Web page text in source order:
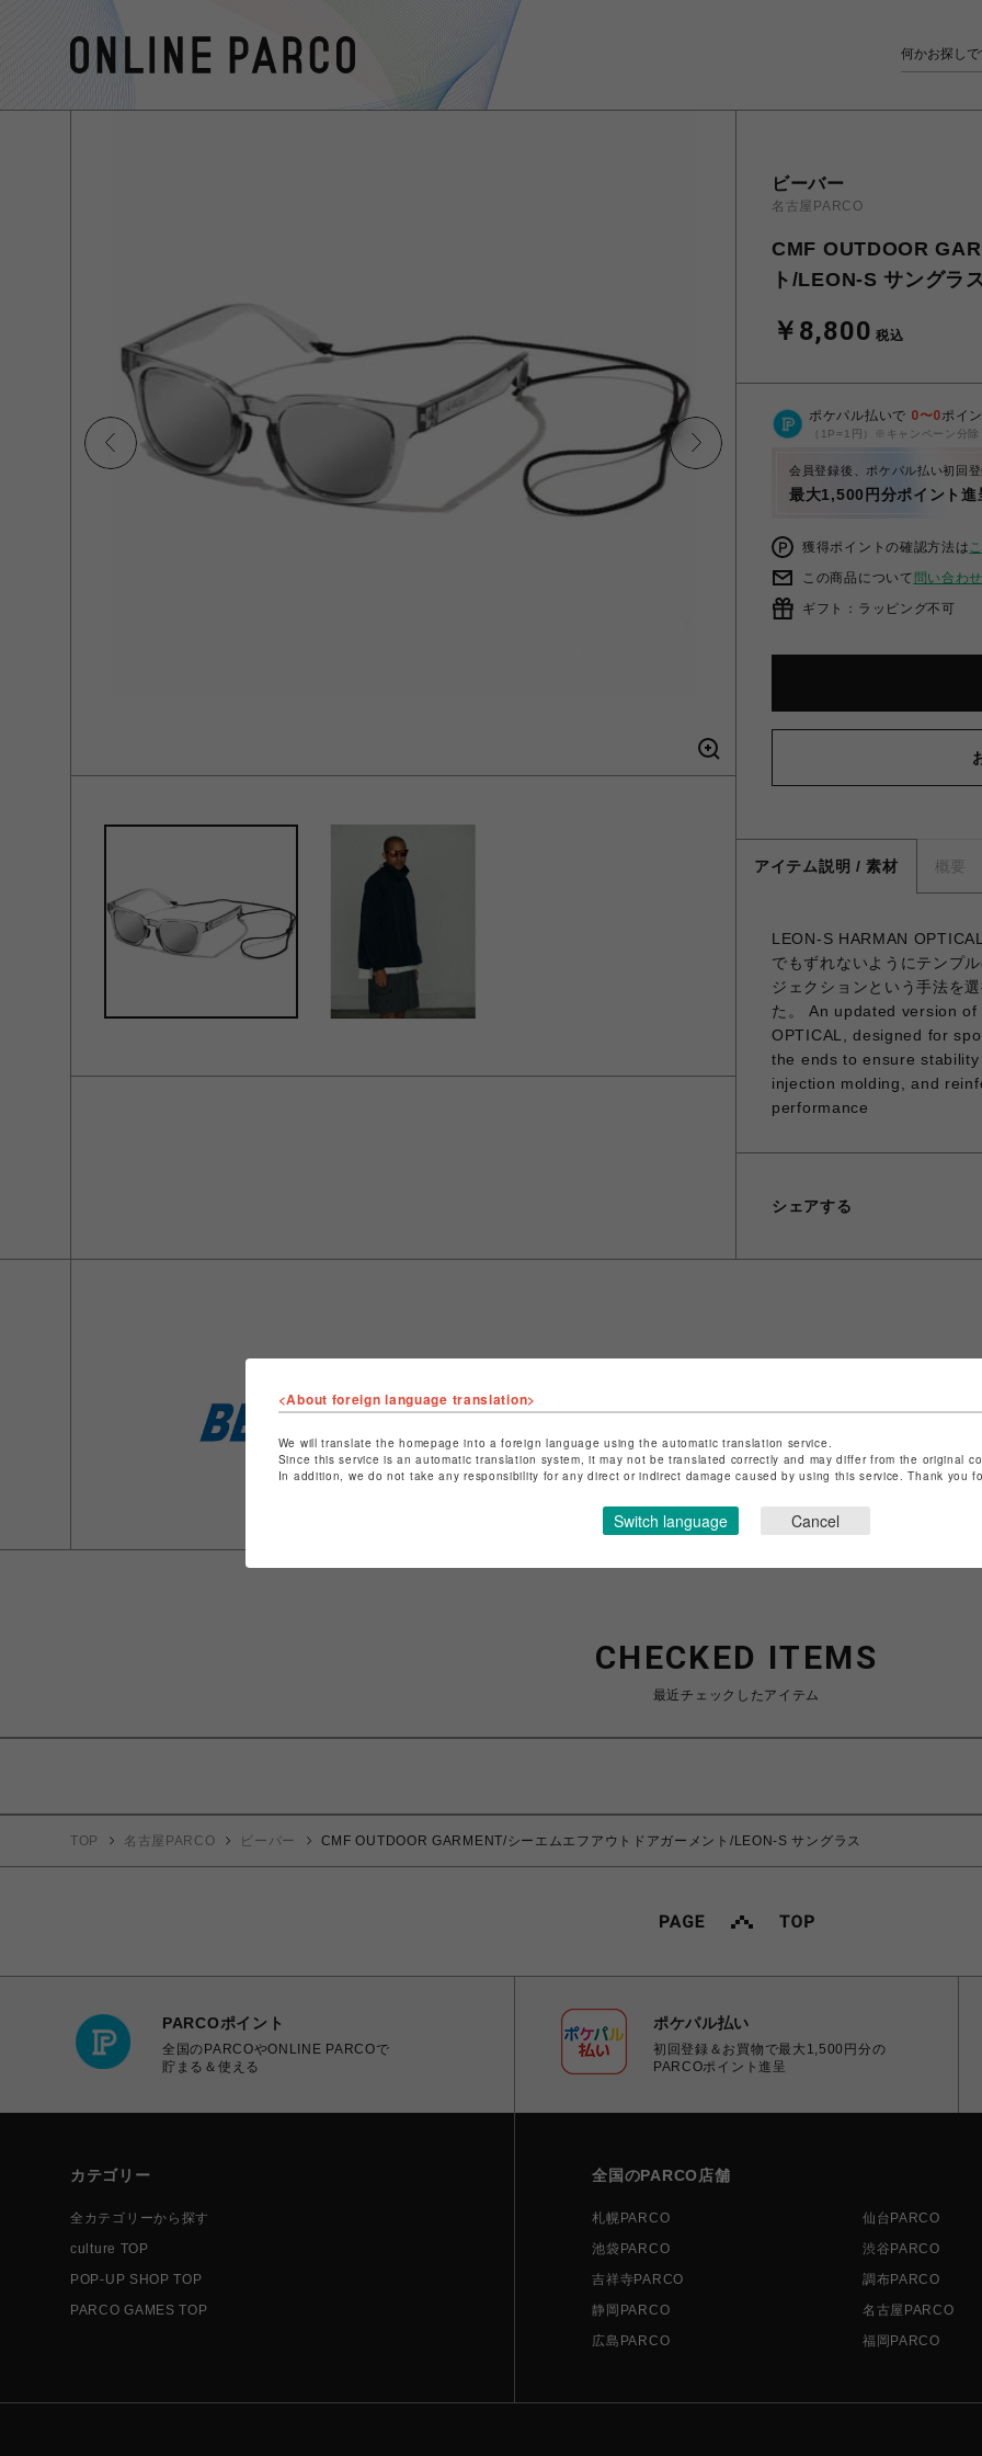
ビーバー
名古屋PARCO
CMF OUTDOOR
ト/LEON-S サングラ
￥8,800 税込
ポケパル払いで 0〜0ポイ
（1P=1円）※キャンペーン分除
会員登録後、ポケパル払い初回
最大1,500円分ポイント進
獲得ポイントの確認方法は
この商品について 問い合わ
ギフト：ラッピング不可
アイテム説明 / 素材 概要
LEON-S HARMAN
でもずれないようにテンプ
ジェクションという手法を
た。 An updated version
OPTICAL, designed for
the ends to ensure
injection molding, and
performance
シェアする
店舗名
特定商取引法など法令に基づく表記はこちら
ショップお問い合わせはこちら
CHECKED ITEMS
最近チェックしたアイテム
TOP 名古屋PARCO ビーバー CMF OUTDOOR GARMENT/シーエムエフアウトドアガーメント/LEON-S サングラス
PARCOポイント
全国のPARCOやONLINE PARCOで
貯まる＆使える
ポケパル払い
初回登録＆お買物で最大1,500円分の
PARCOポイント進呈
カテゴリー
全カテゴリーから探す
culture TOP
POP-UP SHOP TOP
PARCO GAMES TOP
全国のPARCO店舗
札幌PARCO 仙台PARCO
池袋PARCO
渋谷PARCO
吉祥寺PARCO
調布PARCO
静岡PARCO
名古屋PARCO
広島PARCO
福岡PARCO
<About foreign language translation>
We will translate the homepage into a foreign language using the automatic translation service.
Since this service is an automatic translation system, it may not be translated correctly and may differ from the original
In addition, we do not take any responsibility for any direct or indirect damage caused by using this service. Thank you
Switch language Cancel